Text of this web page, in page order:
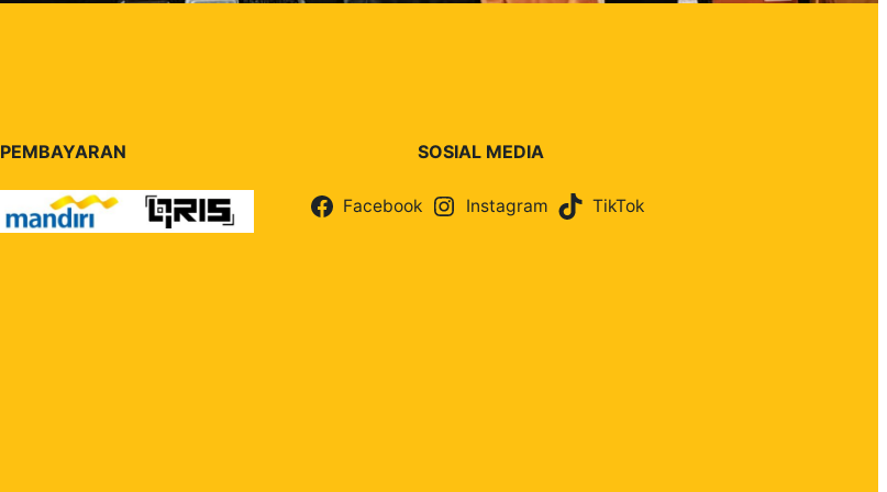
PEMBAYARAN SOSIAL MEDIA
Facebook Instagram TikTok